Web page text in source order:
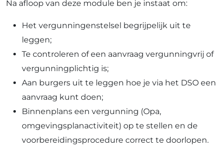
Na afloop van deze module ben je instaat om:
Het vergunningenstelsel begrijpelijk uit te
leggen;
Te controleren of een aanvraag vergunningvrij of
vergunningplichtig is;
Aan burgers uit te leggen hoe je via het DSO een
aanvraag kunt doen;
Binnenplans een vergunning (Opa,
omgevingsplanactiviteit) op te stellen en de
voorbereidingsprocedure correct te doorlopen.